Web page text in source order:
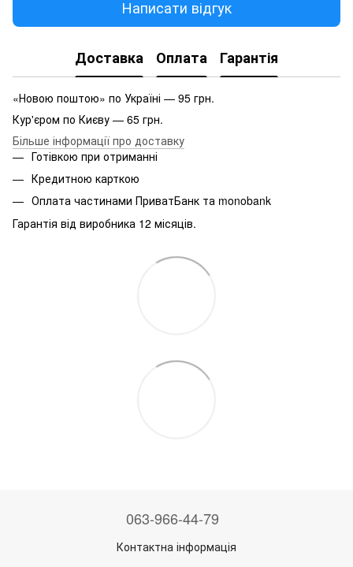
Написати відгук
Доставка Оплата Гарантія
«Новою поштою» по Україні — 95 грн.
Кур'єром по Києву — 65 грн.
Більше інформації про доставку
Готівкою при отриманні
Кредитною карткою
Оплата частинами ПриватБанк та monobank
Гарантія від виробника 12 місяців.
063-966-44-79
Контактна інформація